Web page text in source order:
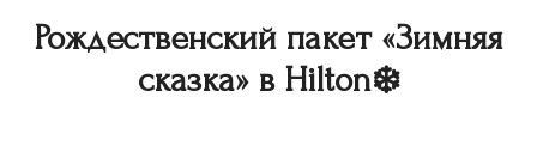
Рождественский пакет «Зимняя
сказка» в Hilton❄️